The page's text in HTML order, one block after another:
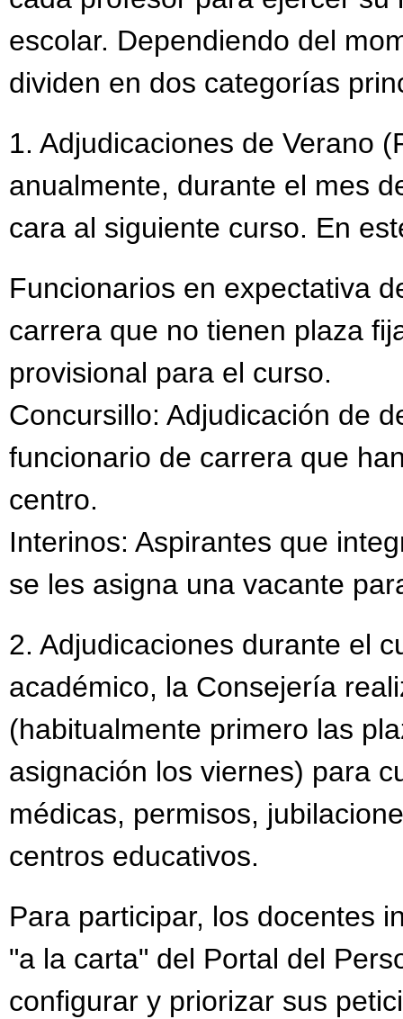
escolar. Dependiendo del
dividen en dos categorías
1. Adjudicaciones de Verano
anualmente, durante el mes
cara al siguiente curso. En
Funcionarios en expectativa
carrera que no tienen plaza
provisional para el curso.
Concursillo: Adjudicación de
funcionario de carrera que
centro.
Interinos: Aspirantes que
se les asigna una vacante
2. Adjudicaciones durante el
académico, la Consejería
(habitualmente primero las
asignación los viernes) para
médicas, permisos,
centros educativos.
Para participar, los docentes
"a la carta" del Portal del
configurar y priorizar sus